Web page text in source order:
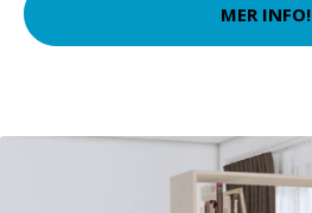
MER INFO!